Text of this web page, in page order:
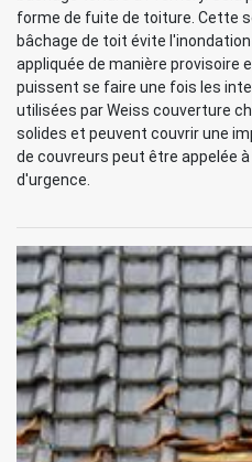
forme de fuite de toiture. Cette
bâchage de toit évite
appliquée de manière provisoire
puissent se faire une fois les
utilisées par Weiss couverture
solides et peuvent couvrir une
de couvreurs peut être appelée
d'urgence.